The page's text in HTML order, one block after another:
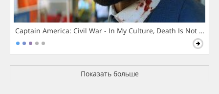
Captain America: Civil War - In My Culture, Death Is Not The
Показать больше